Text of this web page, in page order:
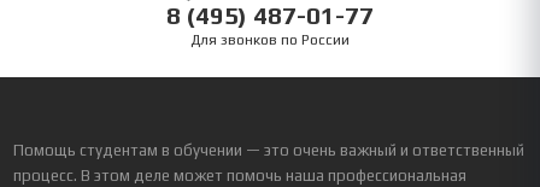
8 (495) 487-01-77
Для звонков по России
Помощь студентам в обучении — это очень важный и ответственный
процесс. В этом деле может помочь наша профессиональная